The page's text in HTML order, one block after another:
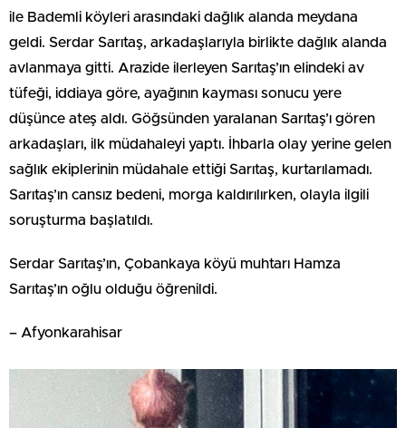
ile Bademli köyleri arasındaki dağlık alanda meydana
geldi. Serdar Sarıtaş, arkadaşlarıyla birlikte dağlık alanda
avlanmaya gitti. Arazide ilerleyen Sarıtaş’ın elindeki av
tüfeği, iddiaya göre, ayağının kayması sonucu yere
düşünce ateş aldı. Göğsünden yaralanan Sarıtaş’ı gören
arkadaşları, ilk müdahaleyi yaptı. İhbarla olay yerine gelen
sağlık ekiplerinin müdahale ettiği Sarıtaş, kurtarılamadı.
Sarıtaş’ın cansız bedeni, morga kaldırılırken, olayla ilgili
soruşturma başlatıldı.
Serdar Sarıtaş’ın, Çobankaya köyü muhtarı Hamza
Sarıtaş’ın oğlu olduğu öğrenildi.
– Afyonkarahisar